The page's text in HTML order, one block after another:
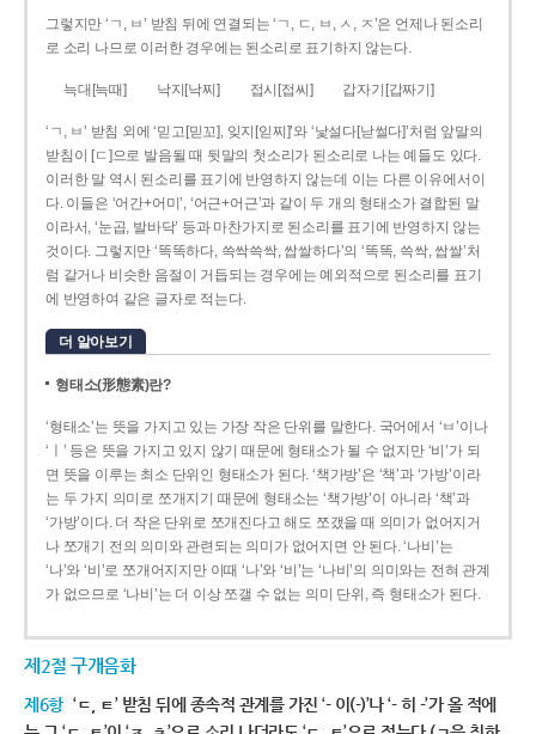
그렇지만 ‘ㄱ, ㅂ’ 받침 뒤에 연결되는 ‘ㄱ, ㄷ, ㅂ, ㅅ, ㅈ’은 언제나 된소리
로 소리 나므로 이러한 경우에는 된소리로 표기하지 않는다.
늑대[늑때] 낙지[낙찌] 접시[접씨] 갑자기[갑짜기]
‘ㄱ, ㅂ’ 받침 외에 ‘믿고[믿꼬], 잊지[읻찌]’와 ‘낯설다[낟썰다]’처럼 앞말의
받침이 [ㄷ]으로 발음될 때 뒷말의 첫소리가 된소리로 나는 예들도 있다.
이러한 말 역시 된소리를 표기에 반영하지 않는데 이는 다른 이유에서이
다. 이들은 ‘어간+어미’, ‘어근+어근’과 같이 두 개의 형태소가 결합된 말
이라서, ‘눈곱, 발바닥’ 등과 마찬가지로 된소리를 표기에 반영하지 않는
것이다. 그렇지만 ‘똑똑하다, 쓱싹쓱싹, 쌉쌀하다’의 ‘똑똑, 쓱싹, 쌉쌀’처
럼 같거나 비슷한 음절이 거듭되는 경우에는 예외적으로 된소리를 표기
에 반영하여 같은 글자로 적는다.
더 알아보기
형태소(形態素)란?
‘형태소’는 뜻을 가지고 있는 가장 작은 단위를 말한다. 국어에서 ‘ㅂ’이나
‘ㅣ’ 등은 뜻을 가지고 있지 않기 때문에 형태소가 될 수 없지만 ‘비’가 되
면 뜻을 이루는 최소 단위인 형태소가 된다. ‘책가방’은 ‘책’과 ‘가방’이라
는 두 가지 의미로 쪼개지기 때문에 형태소는 ‘책가방’이 아니라 ‘책’과
‘가방’이다. 더 작은 단위로 쪼개진다고 해도 쪼갰을 때 의미가 없어지거
나 쪼개기 전의 의미와 관련되는 의미가 없어지면 안 된다. ‘나비’는
‘나’와 ‘비’로 쪼개어지지만 이때 ‘나’와 ‘비’는 ‘나비’의 의미와는 전혀 관계
가 없으므로 ‘나비’는 더 이상 쪼갤 수 없는 의미 단위, 즉 형태소가 된다.
제2절 구개음화
제6항 ‘ㄷ, ㅌ’ 받침 뒤에 종속적 관계를 가진 ‘- 이(-)’나 ‘- 히 -’가 올 적에